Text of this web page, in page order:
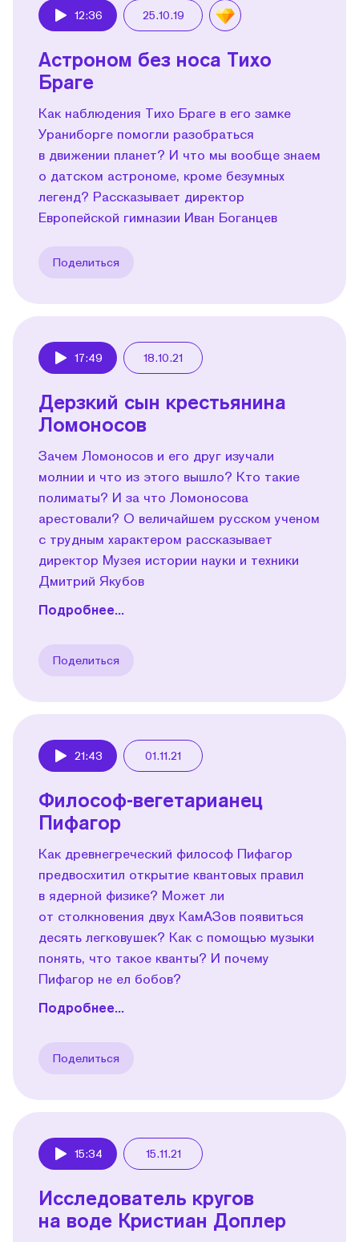
12:36 25.10.19
Астроном без носа Тихо
Браге
Как наблюдения Тихо Браге в его замке
Ураниборге помогли разобраться
в движении планет? И что мы вообще знаем
о датском астрономе, кроме безумных
легенд? Рассказывает директор
Европейской гимназии Иван Боганцев
Поделиться
17:49 18.10.21
Дерзкий сын крестьянина
Ломоносов
Зачем Ломоносов и его друг изучали
молнии и что из этого вышло? Кто такие
полиматы? И за что Ломоносова
арестовали? О величайшем русском ученом
с трудным характером рассказывает
директор Музея истории науки и техники
Дмитрий Якубов
Подробнее...
Поделиться
21:43 01.11.21
Философ-вегетарианец
Пифагор
Как древнегреческий философ Пифагор
предвосхитил открытие квантовых правил
в ядерной физике? Может ли
от столкновения двух КамАЗов появиться
десять легковушек? Как с помощью музыки
понять, что такое кванты? И почему
Пифагор не ел бобов?
Подробнее...
Поделиться
15:34 15.11.21
Исследователь кругов
на воде Кристиан Доплер